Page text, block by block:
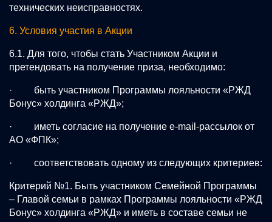
технических неисправностях.
6. Условия участия в Акции
6.1. Для того, чтобы стать Участником Акции и
претендовать на получение приза, необходимо:
· быть участником Программы лояльности «РЖД
Бонус» холдинга «РЖД»;
· иметь согласие на получение e-mail-рассылок от
АО «ФПК»;
· соответствовать одному из следующих критериев:
Критерий №1. Быть участником Семейной Программы
– Главой семьи в рамках Программы лояльности «РЖД
Бонус» холдинга «РЖД» и иметь в составе семьи не